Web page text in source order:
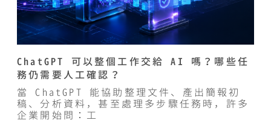
ChatGPT 可以整個工作交給 AI 嗎？哪些任
務仍需要人工確認？
當 ChatGPT 能協助整理文件、產出簡報初
稿、分析資料，甚至處理多步驟任務時，許多
企業開始問：工